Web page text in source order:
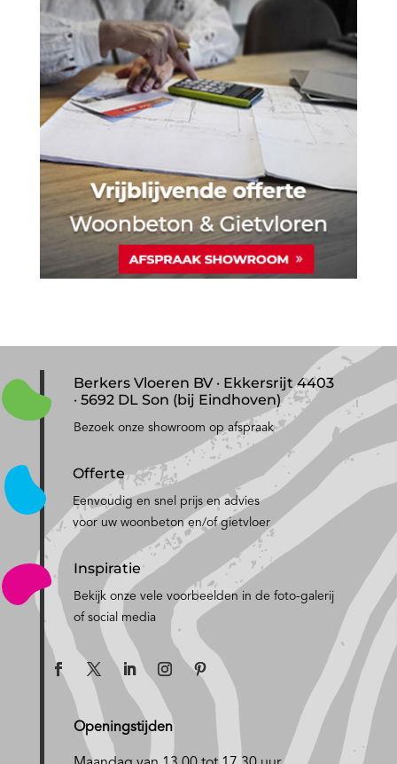
Berkers Vloeren BV · Ekkersrijt 4403
· 5692 DL Son (bij Eindhoven)
Bezoek onze showroom op afspraak
Offerte
Eenvoudig en snel prijs en advies
voor uw woonbeton en/of gietvloer
Inspiratie
Bekijk onze vele voorbeelden in de foto-galerij
of social media
Openingstijden